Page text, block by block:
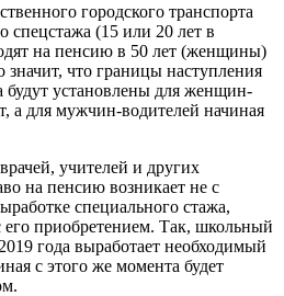
городского транспорта
спецстажа (15 или 20 лет в
на пенсию в 50 лет (женщины)
что границы наступления
будут установлены для женщин-
а для мужчин-водителей начиная
учителей и других
на пенсию возникает не с
специального стажа,
его приобретением. Так, школьный
года выработает необходимый
с этого же момента будет